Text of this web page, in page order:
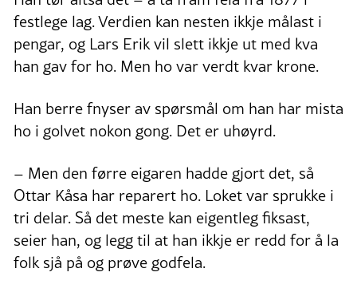
festlege lag. Verdien kan nesten ikkje målast i
pengar, og Lars Erik vil slett ikkje ut med kva
han gav for ho. Men ho var verdt kvar krone.
Han berre fnyser av spørsmål om han har mista
ho i golvet nokon gong. Det er uhøyrd.
– Men den førre eigaren hadde gjort det, så
Ottar Kåsa har reparert ho. Loket var sprukke i
tri delar. Så det meste kan eigentleg fiksast,
seier han, og legg til at han ikkje er redd for å la
folk sjå på og prøve godfela.